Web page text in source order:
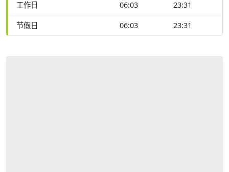
工作日 06:03 23:31
节假日 06:03 23:31